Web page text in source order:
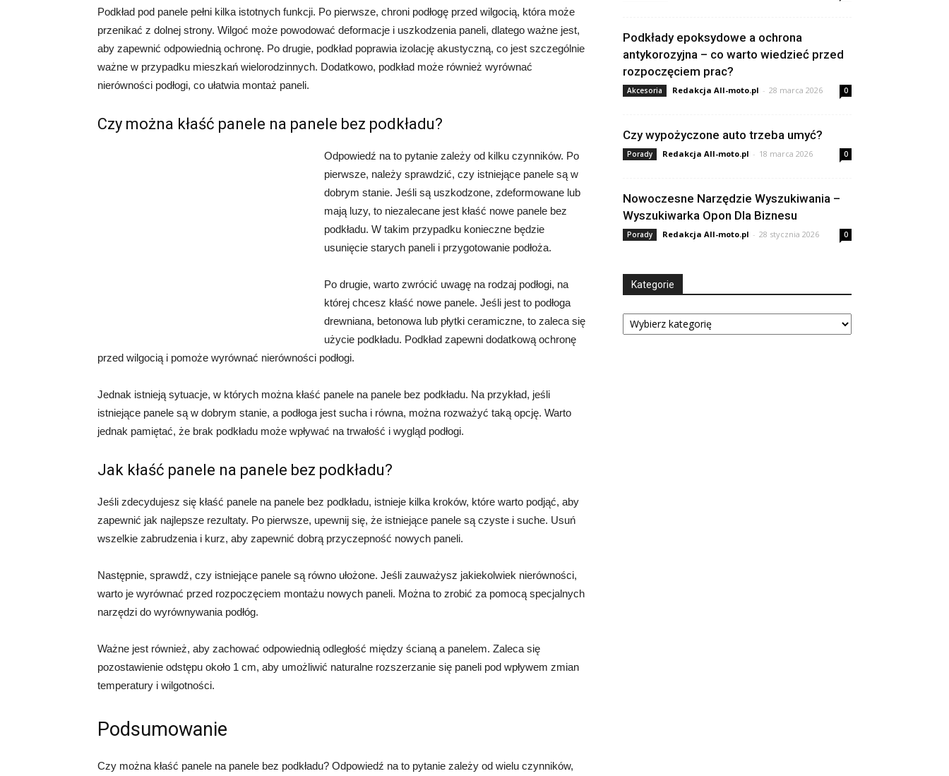
Podkład pod panele pełni kilka istotnych funkcji. Po pierwsze, chroni podłogę przed wilgocią, która może
przenikać z dolnej strony. Wilgoć może powodować deformacje i uszkodzenia paneli, dlatego ważne jest,
aby zapewnić odpowiednią ochronę. Po drugie, podkład poprawia izolację akustyczną, co jest szczególnie
ważne w przypadku mieszkań wielorodzinnych. Dodatkowo, podkład może również wyrównać
nierówności podłogi, co ułatwia montaż paneli.
Czy można kłaść panele na panele bez podkładu?
Odpowiedź na to pytanie zależy od kilku czynników. Po
pierwsze, należy sprawdzić, czy istniejące panele są w
dobrym stanie. Jeśli są uszkodzone, zdeformowane lub
mają luzy, to niezalecane jest kłaść nowe panele bez
podkładu. W takim przypadku konieczne będzie
usunięcie starych paneli i przygotowanie podłoża.
Po drugie, warto zwrócić uwagę na rodzaj podłogi, na
której chcesz kłaść nowe panele. Jeśli jest to podłoga
drewniana, betonowa lub płytki ceramiczne, to zaleca się
użycie podkładu. Podkład zapewni dodatkową ochronę
przed wilgocią i pomoże wyrównać nierówności podłogi.
Jednak istnieją sytuacje, w których można kłaść panele na panele bez podkładu. Na przykład, jeśli
istniejące panele są w dobrym stanie, a podłoga jest sucha i równa, można rozważyć taką opcję. Warto
jednak pamiętać, że brak podkładu może wpływać na trwałość i wygląd podłogi.
Jak kłaść panele na panele bez podkładu?
Jeśli zdecydujesz się kłaść panele na panele bez podkładu, istnieje kilka kroków, które warto podjąć, aby
zapewnić jak najlepsze rezultaty. Po pierwsze, upewnij się, że istniejące panele są czyste i suche. Usuń
wszelkie zabrudzenia i kurz, aby zapewnić dobrą przyczepność nowych paneli.
Następnie, sprawdź, czy istniejące panele są równo ułożone. Jeśli zauważysz jakiekolwiek nierówności,
warto je wyrównać przed rozpoczęciem montażu nowych paneli. Można to zrobić za pomocą specjalnych
narzędzi do wyrównywania podłóg.
Ważne jest również, aby zachować odpowiednią odległość między ścianą a panelem. Zaleca się
pozostawienie odstępu około 1 cm, aby umożliwić naturalne rozszerzanie się paneli pod wpływem zmian
temperatury i wilgotności.
Podsumowanie
Czy można kłaść panele na panele bez podkładu? Odpowiedź na to pytanie zależy od wielu czynników,
Podkłady epoksydowe a ochrona
antykorozyjna – co warto wiedzieć przed
rozpoczęciem prac?
Akcesoria Redakcja All-moto.pl - 28 marca 2026 0
Czy wypożyczone auto trzeba umyć?
Porady Redakcja All-moto.pl - 18 marca 2026 0
Nowoczesne Narzędzie Wyszukiwania –
Wyszukiwarka Opon Dla Biznesu
Porady Redakcja All-moto.pl - 28 stycznia 2026 0
Kategorie
Kategorie